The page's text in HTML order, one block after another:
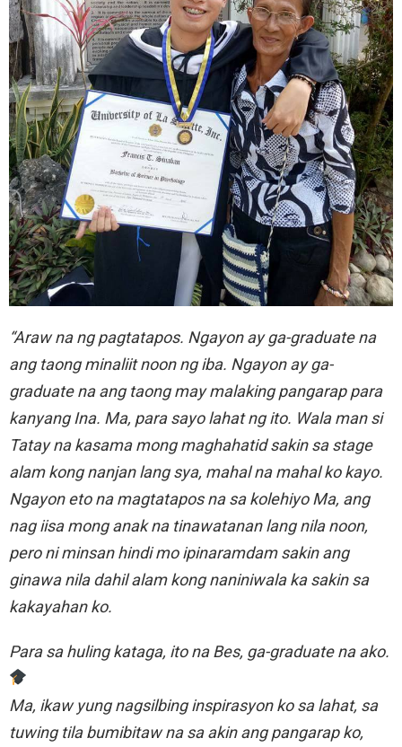
“Araw na ng pagtatapos. Ngayon ay ga-graduate na
ang taong minaliit noon ng iba. Ngayon ay ga-
graduate na ang taong may malaking pangarap para
kanyang Ina. Ma, para sayo lahat ng ito. Wala man si
Tatay na kasama mong maghahatid sakin sa stage
alam kong nanjan lang sya, mahal na mahal ko kayo.
Ngayon eto na magtatapos na sa kolehiyo Ma, ang
nag iisa mong anak na tinawatanan lang nila noon,
pero ni minsan hindi mo ipinaramdam sakin ang
ginawa nila dahil alam kong naniniwala ka sakin sa
kakayahan ko.
Para sa huling kataga, ito na Bes, ga-graduate na ako.
Ma, ikaw yung nagsilbing inspirasyon ko sa lahat, sa
tuwing tila bumibitaw na sa akin ang pangarap ko,